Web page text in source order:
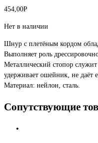
454,00Р
Нет в наличии
Шнур с плетёным кордом
Выполняет роль
Металлический стопор
удерживает ошейник, не даёт
Материал: нейлон, сталь.
Сопутствующие